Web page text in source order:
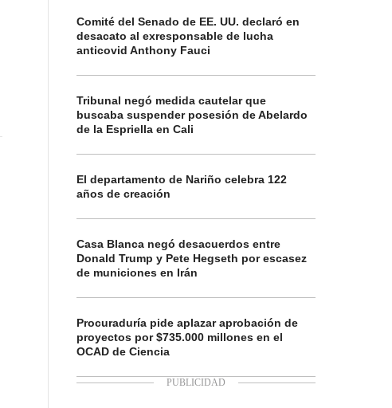
Comité del Senado de EE. UU. declaró en
desacato al exresponsable de lucha
anticovid Anthony Fauci
Tribunal negó medida cautelar que
buscaba suspender posesión de Abelardo
de la Espriella en Cali
El departamento de Nariño celebra 122
años de creación
Casa Blanca negó desacuerdos entre
Donald Trump y Pete Hegseth por escasez
de municiones en Irán
Procuraduría pide aplazar aprobación de
proyectos por $735.000 millones en el
OCAD de Ciencia